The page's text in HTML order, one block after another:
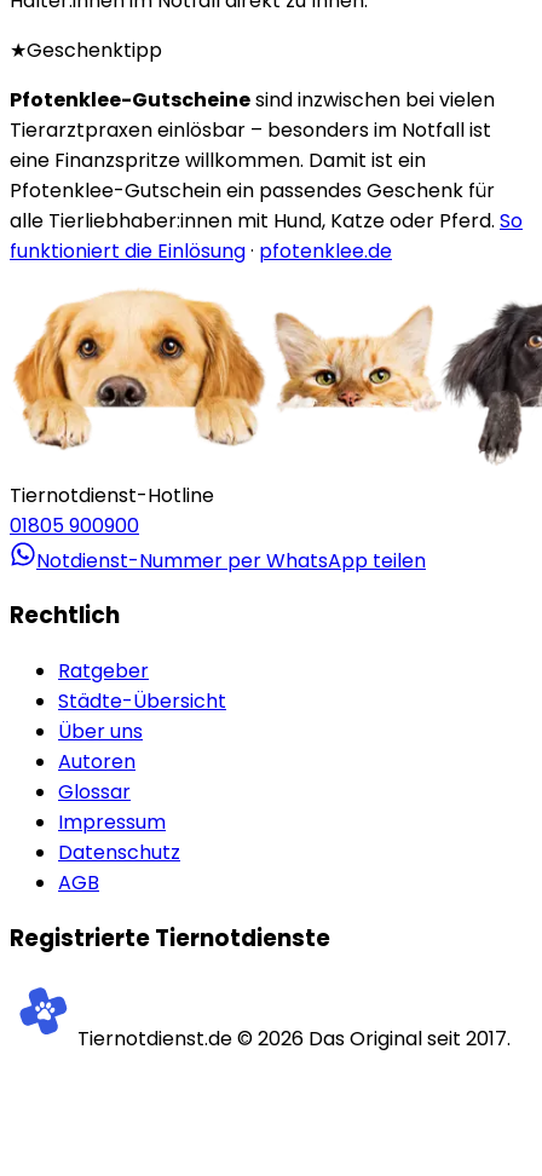
★Geschenktipp
Pfotenklee-Gutscheinesind inzwischen bei vielen
Tierarztpraxen einlösbar – besonders im Notfall ist
eine Finanzspritze willkommen. Damit ist ein
Pfotenklee-Gutschein ein passendes Geschenk für
alle Tierliebhaber:innen mit Hund, Katze oder Pferd. So
funktioniert die Einlösung· pfotenklee.de
Tiernotdienst-Hotline
01805 900900
Notdienst-Nummer per WhatsApp teilen
Rechtlich
Ratgeber
Städte-Übersicht
Über uns
Autoren
Glossar
Impressum
Datenschutz
AGB
Registrierte Tiernotdienste
Tiernotdienst.de ©2026 Das Original seit 2017.